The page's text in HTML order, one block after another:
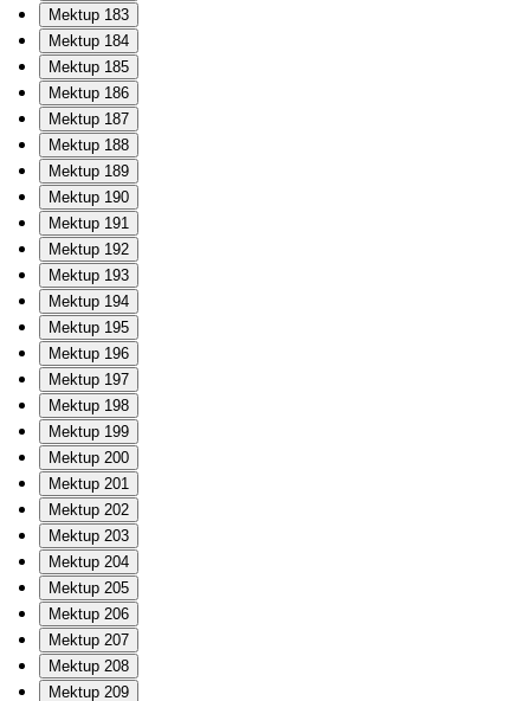
Mektup 183
Mektup 184
Mektup 185
Mektup 186
Mektup 187
Mektup 188
Mektup 189
Mektup 190
Mektup 191
Mektup 192
Mektup 193
Mektup 194
Mektup 195
Mektup 196
Mektup 197
Mektup 198
Mektup 199
Mektup 200
Mektup 201
Mektup 202
Mektup 203
Mektup 204
Mektup 205
Mektup 206
Mektup 207
Mektup 208
Mektup 209